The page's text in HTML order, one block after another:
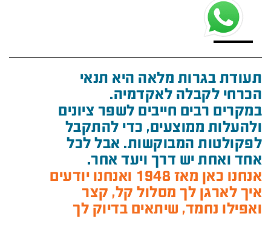
תעודת בגרות מלאה היא תנאי
הכרחי לקבלה לאקדמיה.
במקרים רבים חייבים לשפר ציונים
ולהעלות ממוצעים, כדי להתקבל
לפקולטות המבוקשות. אבל לכל
אחד ואחת יש דרך ויעד אחר.
אנחנו כאן מאז 1948 ואנחנו יודעים
איך לארגן לך מסלול קל, קצר
ואפילו נחמד, שיתאים בדיוק לך